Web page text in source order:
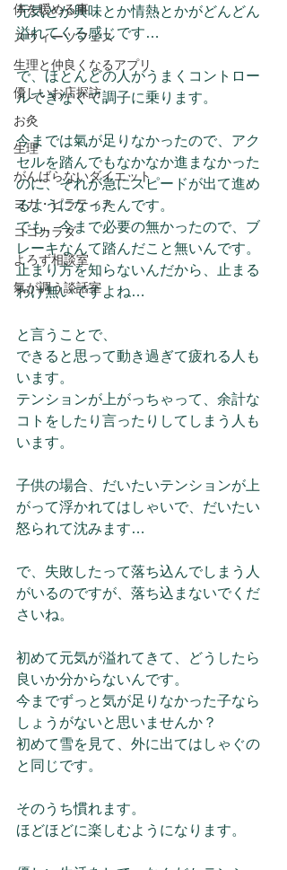
体を暖める事
スウィーツフェス
生理と仲良くなるアプリ
優しいお店探訪
お灸
生理
がんばらないダイエット
ヨガ・ピラティス
ココカラダ
よろず相談室
氣が調う談話室
元気とか興味とか情熱とかがどんどん
溢れてくる感じです…
で、ほとんどの人がうまくコントロー
ルできなくて調子に乗ります。
今までは氣が足りなかったので、アク
セルを踏んでもなかなか進まなかった
のに、それが急にスピードが出て進め
るようになったんです。
でも、今まで必要の無かったので、ブ
レーキなんて踏んだこと無いんです。
止まり方を知らないんだから、止まる
わけ無いですよね…
と言うことで、
できると思って動き過ぎて疲れる人も
います。
テンションが上がっちゃって、余計な
コトをしたり言ったりしてしまう人も
います。
子供の場合、だいたいテンションが上
がって浮かれてはしゃいで、だいたい
怒られて沈みます…
で、失敗したって落ち込んでしまう人
がいるのですが、落ち込まないでくだ
さいね。
初めて元気が溢れてきて、どうしたら
良いか分からないんです。
今までずっと気が足りなかった子なら
しょうがないと思いませんか？
初めて雪を見て、外に出てはしゃぐの
と同じです。
そのうち慣れます。
ほどほどに楽しむようになります。